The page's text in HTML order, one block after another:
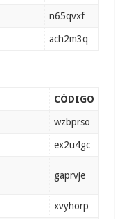
n65qvxf
ach2m3q
CÓDIGO
wzbprso
ex2u4gc
gaprvje
xvyhorp